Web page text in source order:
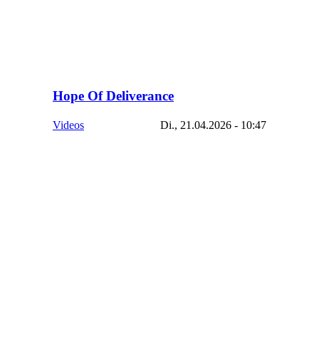
Hope Of Deliverance
Videos Di., 21.04.2026 - 10:47